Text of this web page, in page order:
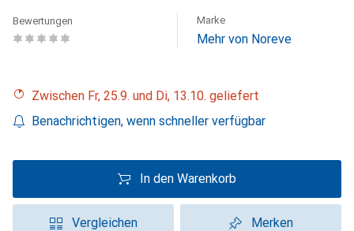
Bewertungen Marke
Mehr von Noreve
Zwischen Fr, 25.9. und Di, 13.10. geliefert
Benachrichtigen, wenn schneller verfügbar
In den Warenkorb
Vergleichen Merken